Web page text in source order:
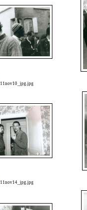
11nov10_jpg.jpg
11nov14_jpg.jpg